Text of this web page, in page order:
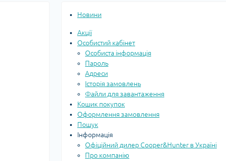
Новини
Акції
Особистий кабінет
Особиста інформація
Пароль
Адреси
Історія замовлень
Файли для завантаження
Кошик покупок
Оформлення замовлення
Пошук
Інформація
Офіційний дилер Cooper&Hunter в Україні
Про компанію